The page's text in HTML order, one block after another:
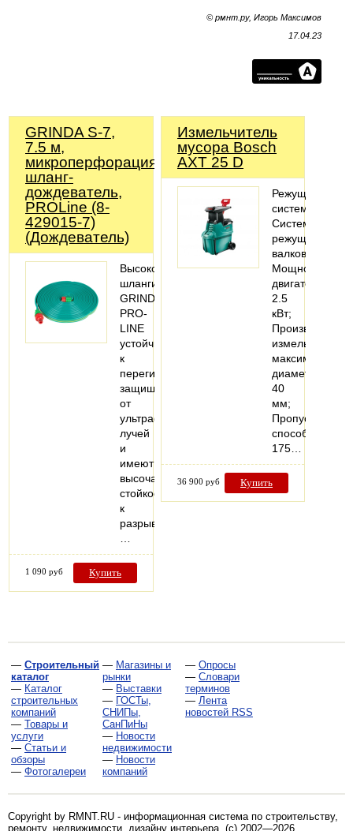
© рмнт.ру, Игорь Максимов
17.04.23
GRINDA S-7,
7.5 м,
микроперфорация,
шланг-
дождеватель,
PROLine (8-
429015-7)
(Дождеватель)
ВысококачественныеПрофессионалные
шланги
GRINDA
PRO-
LINE
устойчивы
к
перегибам,
защищены
от
ультрафиолетовых
лучей
и
имеют
высочайшую
стойкость
к
разрывам.
1 090 руб Купить
Измельчитель
мусора Bosch
AXT 25 D
Режущая
система
Система
режущих
валков;
Мощность
двигателя
2.5
кВт;
измельчения
максимальный
диаметр
40
мм;
Пропускная
способность
175…
36 900 руб Купить
— Строительный
каталог
— Каталог
строительных
компаний
— Товары и
услуги
— Статьи и
обзоры
— Фотогалереи
— Магазины и
рынки
— Выставки
— ГОСТы,
СНИПы,
СанПиНы
— Новости
недвижимости
— Новости
компаний
— Опросы
— Словари
терминов
— Лента
новостей RSS
Copyright by RMNT.RU - информационная система по строительству,
ремонту, недвижимости, дизайну интерьера . (c) 2002—2026